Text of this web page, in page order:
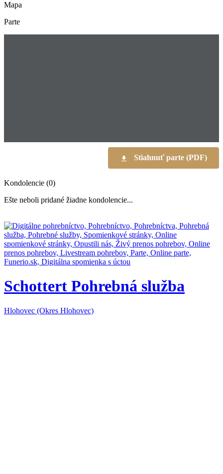
Mapa
Parte
Stiahnuť parte (PDF)
Kondolencie (0)
Ešte neboli pridané žiadne kondolencie...
Schottert Pohrebná služba
Hlohovec (Okres Hlohovec)